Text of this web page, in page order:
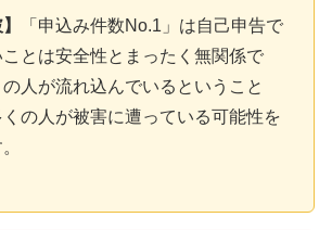
「申込み件数No.1」は自己申告で
とは安全性とまったく無関係で
人が流れ込んでいるということ
の人が被害に遭っている可能性を